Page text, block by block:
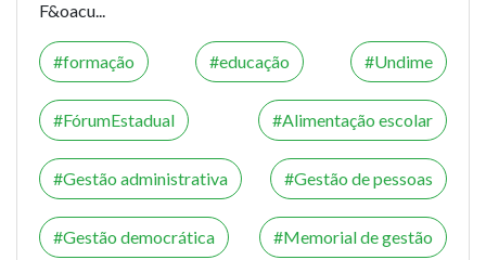
F&oacu...
formação educação Undime
FórumEstadual Alimentação escolar
Gestão administrativa Gestão de pessoas
Gestão democrática Memorial de gestão